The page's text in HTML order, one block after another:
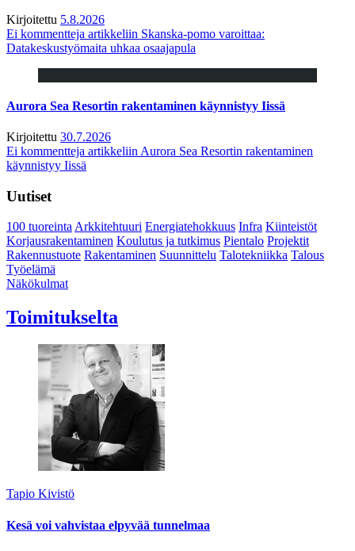
Kirjoitettu 5.8.2026
Ei kommentteja artikkeliin Skanska-pomo varoittaa:
Datakeskustyömaita uhkaa osaajapula
Aurora Sea Resortin rakentaminen käynnistyy Iissä
Kirjoitettu 30.7.2026
Ei kommentteja artikkeliin Aurora Sea Resortin rakentaminen
käynnistyy Iissä
Uutiset
100 tuoreintaArkkitehtuuri Energiatehokkuus Infra Kiinteistöt
Korjausrakentaminen Koulutus ja tutkimus Pientalo Projektit
Rakennustuote Rakentaminen Suunnittelu Talotekniikka Talous
Työelämä
Näkökulmat
Toimitukselta
Tapio Kivistö
Kesä voi vahvistaa elpyvää tunnelmaa